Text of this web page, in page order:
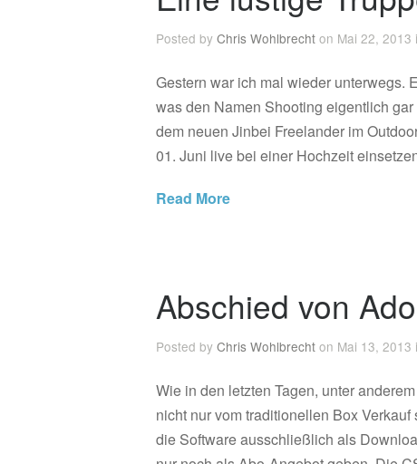
Posted by Chris Wohlbrecht on Mai 22, 2013
Gestern war ich mal wieder unterwegs.
was den Namen Shooting eigentlich
dem neuen Jinbei Freelander im
01. Juni live bei einer Hochzeit
Read More
Abschied von
Posted by Chris Wohlbrecht on Mai 13, 2013
Wie in den letzten Tagen, unter
nicht nur vom traditionellen Box
die Software ausschließlich als